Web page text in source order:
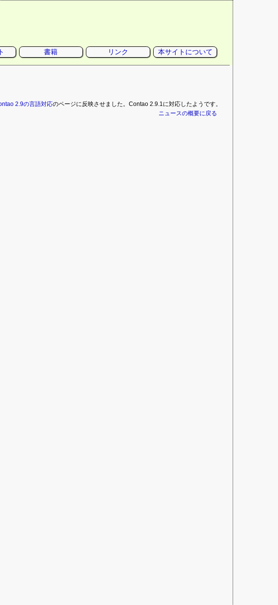
書籍 リンク 本サイトについて
2.9の言語対応のページに反映させました。Contao 2.9.1に対応したようです。
ニュースの概要に戻る